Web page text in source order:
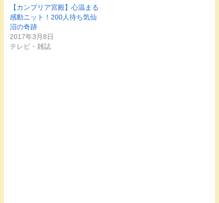
【カンブリア宮殿】心温まる
感動ニット！200人待ち気仙
沼の奇跡
2017年3月8日
テレビ・雑誌